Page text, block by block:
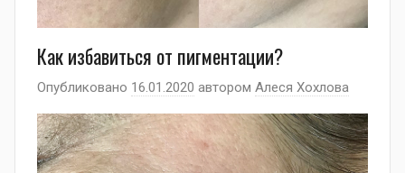
Как избавиться от пигментации?
Опубликовано 16.01.2020 автором Алеся Хохлова